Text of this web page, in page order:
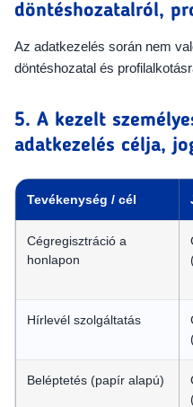
döntéshozatalról,
Az adatkezelés során nem
döntéshozatal és
5. A kezelt
adatkezelés célja,
Tevékenység / cél
Cégregisztráció a
honlapon
Hírlevél szolgáltatás
Beléptetés (papír alapú)